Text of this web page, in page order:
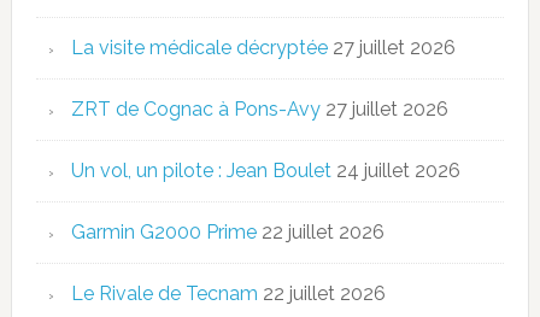
La visite médicale décryptée 27 juillet 2026
ZRT de Cognac à Pons-Avy 27 juillet 2026
Un vol, un pilote : Jean Boulet 24 juillet 2026
Garmin G2000 Prime 22 juillet 2026
Le Rivale de Tecnam 22 juillet 2026